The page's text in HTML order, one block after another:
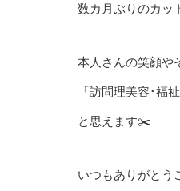
数カ月ぶりのカッ
本人さんの笑顔や
「訪問理美容･福
と思えます✂️
いつもありがとう